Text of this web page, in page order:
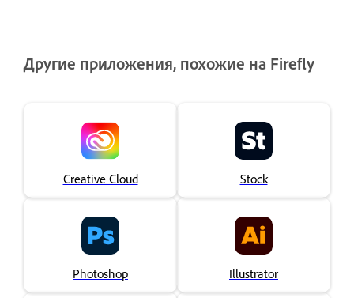
Другие приложения, похожие на Firefly
Creative Cloud Stock
Photoshop Illustrator